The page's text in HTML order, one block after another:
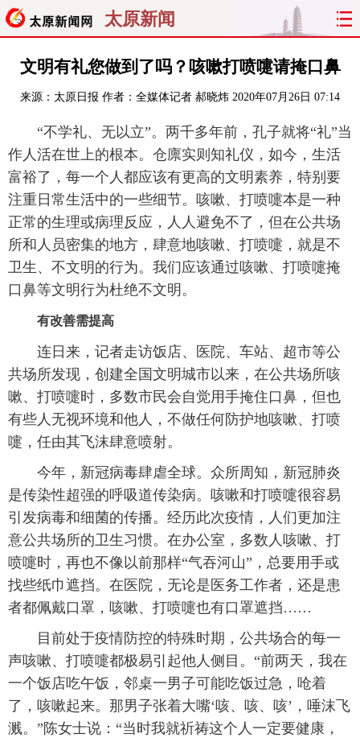
太原新闻
首页 聚焦 太原 山西
经济 关注 文明 出行
纵横 曝光 综合 专题
旅游 理财 政务 教育
看天下 晋月读 最太原 网罗民生
太原日报 太原晚报 热评 社区
文明有礼您做到了吗？咳嗽打喷嚏请掩口鼻
来源： 太原日报 作者：全媒体记者 郝晓炜 2020年07月26日 07:14
“不学礼、无以立”。两千多年前，孔子就将“礼”当
作人活在世上的根本。仓廪实则知礼仪，如今，生活
富裕了，每一个人都应该有更高的文明素养，特别要
注重日常生活中的一些细节。咳嗽、打喷嚏本是一种
正常的生理或病理反应，人人避免不了，但在公共场
所和人员密集的地方，肆意地咳嗽、打喷嚏，就是不
卫生、不文明的行为。我们应该通过咳嗽、打喷嚏掩
口鼻等文明行为杜绝不文明。
有改善需提高
连日来，记者走访饭店、医院、车站、超市等公
共场所发现，创建全国文明城市以来，在公共场所咳
嗽、打喷嚏时，多数市民会自觉用手掩住口鼻，但也
有些人无视环境和他人，不做任何防护地咳嗽、打喷
嚏，任由其飞沫肆意喷射。
今年，新冠病毒肆虐全球。众所周知，新冠肺炎
是传染性超强的呼吸道传染病。咳嗽和打喷嚏很容易
引发病毒和细菌的传播。经历此次疫情，人们更加注
意公共场所的卫生习惯。在办公室，多数人咳嗽、打
喷嚏时，再也不像以前那样“气吞河山”，总要用手或
找些纸巾遮挡。在医院，无论是医务工作者，还是患
者都佩戴口罩，咳嗽、打喷嚏也有口罩遮挡……
目前处于疫情防控的特殊时期，公共场合的每一
声咳嗽、打喷嚏都极易引起他人侧目。“前两天，我在
一个饭店吃午饭，邻桌一男子可能吃饭过急，呛着
了，咳嗽起来。那男子张着大嘴‘咳、咳、咳’，唾沫飞
溅。”陈女士说：“当时我就祈祷这个人一定要健康，